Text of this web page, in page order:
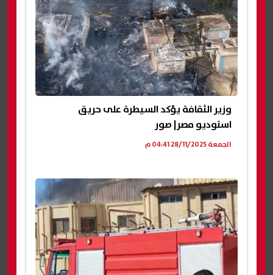
وزير الثقافة يؤكد السيطرة على حريق
استوديو مصر| صور
الجمعة 28/11/2025 04:41 م